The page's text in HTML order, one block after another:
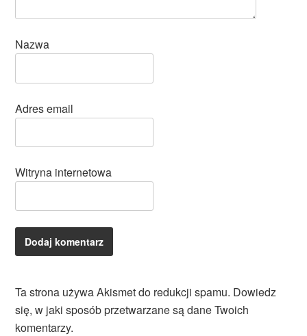
Nazwa
Adres email
Witryna internetowa
Ta strona używa Akismet do redukcji spamu. Dowiedz
się, w jaki sposób przetwarzane są dane Twoich
komentarzy.